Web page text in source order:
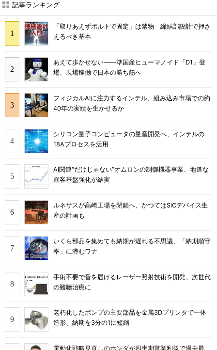
記事ランキング
「取りあえずボルトで固定」は禁物 締結部設計で押さ
えるべき基本
あえて歩かせない――準国産ヒューマノイド「D1」登
場、現場稼働で日本の勝ち筋へ
フィジカルAIに注力するインテル、組み込み市場での約
40年の実績を生かせるか
シリコン量子コンピュータの量産開発へ、インテルの
18Aプロセスを活用
AI関連“だけじゃない”オムロンの制御機器事業、地道な
顧客基盤強化が結実
ルネサスが高崎工場を閉鎖へ、かつてはSiCデバイス生
産の計画も
いくら部品を集めても納期が遅れる不思議、「納期順守
率」に潜むワナ
手術不要で音を届けるレーザー照射技術を開発、次世代
の難聴治療に
老朽化したポンプの主要部品を金属3Dプリンタで一体
造形、納期を3分の1に短縮
電動化戦略見直しのホンダが四半期営業利益で過去最